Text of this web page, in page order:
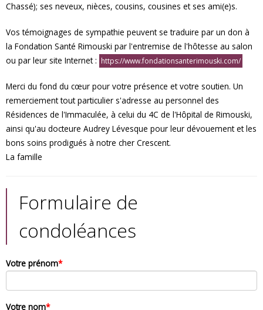
Chassé); ses neveux, nièces, cousins, cousines et ses ami(e)s.
Vos témoignages de sympathie peuvent se traduire par un don à
la Fondation Santé Rimouski par l'entremise de l'hôtesse au salon
ou par leur site Internet : https://www.fondationsanterimouski.com/
Merci du fond du cœur pour votre présence et votre soutien. Un
remerciement tout particulier s'adresse au personnel des
Résidences de l'Immaculée, à celui du 4C de l'Hôpital de Rimouski,
ainsi qu'au docteure Audrey Lévesque pour leur dévouement et les
bons soins prodigués à notre cher Crescent.
La famille
Formulaire de
condoléances
Votre prénom*
Votre nom*